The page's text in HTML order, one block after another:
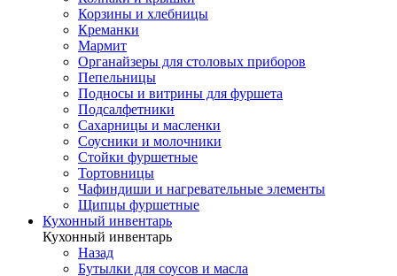
Корзины и хлебницы
Креманки
Мармит
Органайзеры для столовых приборов
Пепельницы
Подносы и витрины для фуршета
Подсалфетники
Сахарницы и масленки
Соусники и молочники
Стойки фуршетные
Тортовницы
Чафиндиши и нагревательные элементы
Щипцы фуршетные
Кухонный инвентарь
Кухонный инвентарь
Назад
Бутылки для соусов и масла